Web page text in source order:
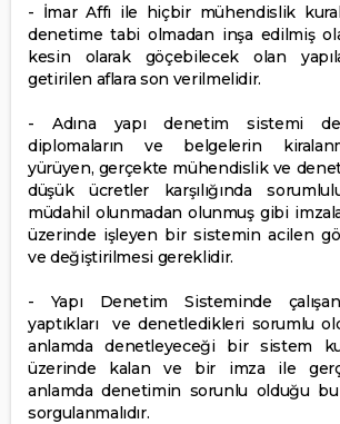
- İmar Affı ile hiçbir mühendislik
denetime tabi olmadan inşa edilmiş
kesin olarak göçebilecek olan
getirilen aflara son verilmelidir.
- Adına yapı denetim sistemi
diplomaların ve belgelerin
yürüyen, gerçekte mühendislik ve
düşük ücretler karşılığında
müdahil olunmadan olunmuş gibi
üzerinde işleyen bir sistemin acilen
ve değiştirilmesi gereklidir.
- Yapı Denetim Sisteminde
yaptıkları ve denetledikleri sorumlu
anlamda denetleyeceği bir sistem
üzerinde kalan ve bir imza ile
anlamda denetimin sorunlu olduğu
sorgulanmalıdır.